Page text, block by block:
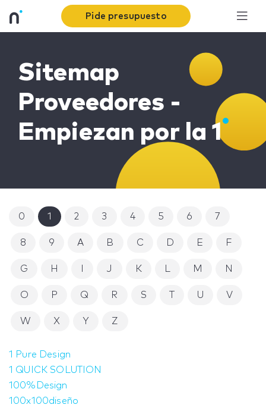
Pide presupuesto
Sitemap
Proveedores -
Empiezan por la 1
0 1 2 3 4 5 6 7
8 9 A B C D E F
G H J K M N
O P Q R S U V
W X Y Z
1 Pure Design
1 QUICK SOLUTION
100%Design
100x100diseño